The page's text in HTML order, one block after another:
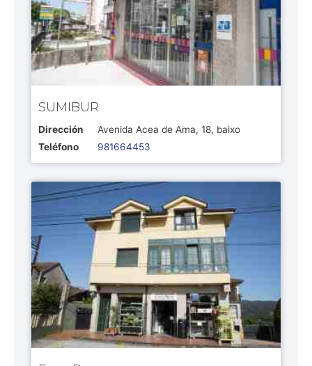
SUMIBUR
Dirección
Avenida Acea de Ama, 18, baixo
Teléfono
981664453